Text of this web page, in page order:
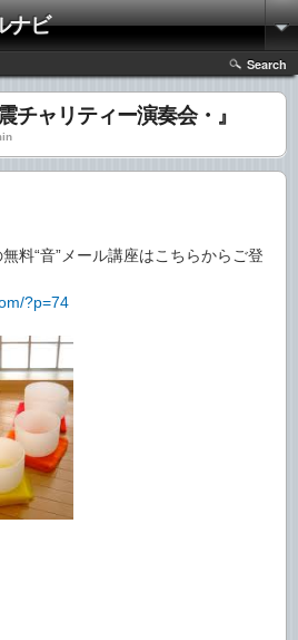
ナビ
Search
チャリティー演奏会・』
料“音”メール講座はこちらからご登
?p=74